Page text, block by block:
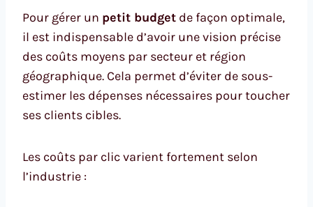
Pour gérer un petit budget de façon optimale,
il est indispensable d’avoir une vision précise
des coûts moyens par secteur et région
géographique. Cela permet d’éviter de sous-
estimer les dépenses nécessaires pour toucher
ses clients cibles.
Les coûts par clic varient fortement selon
l’industrie :